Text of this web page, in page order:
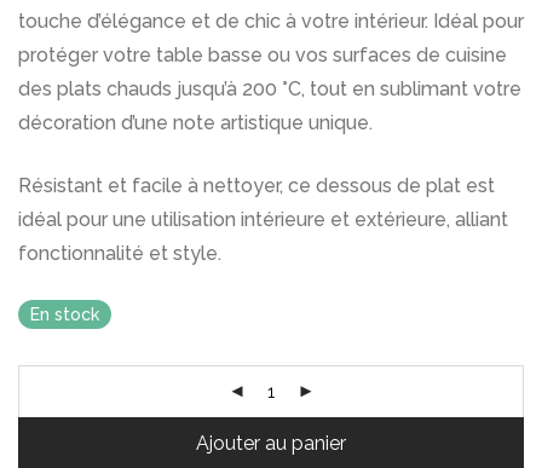
touche d’élégance et de chic à votre intérieur. Idéal pour
protéger votre table basse ou vos surfaces de cuisine
des plats chauds jusqu’à 200 °C, tout en sublimant votre
décoration d’une note artistique unique.
Résistant et facile à nettoyer, ce dessous de plat est
idéal pour une utilisation intérieure et extérieure, alliant
fonctionnalité et style.
En stock
Ajouter au panier